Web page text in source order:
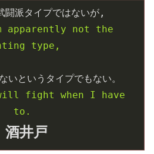
闘派タイプではないが,
apparently not the
type,
いというタイプでもない。
fight when I have
to.
酒井戸